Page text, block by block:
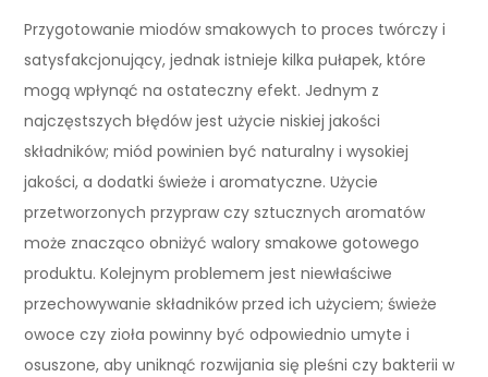
Przygotowanie miodów smakowych to proces twórczy i
satysfakcjonujący, jednak istnieje kilka pułapek, które
mogą wpłynąć na ostateczny efekt. Jednym z
najczęstszych błędów jest użycie niskiej jakości
składników; miód powinien być naturalny i wysokiej
jakości, a dodatki świeże i aromatyczne. Użycie
przetworzonych przypraw czy sztucznych aromatów
może znacząco obniżyć walory smakowe gotowego
produktu. Kolejnym problemem jest niewłaściwe
przechowywanie składników przed ich użyciem; świeże
owoce czy zioła powinny być odpowiednio umyte i
osuszone, aby uniknąć rozwijania się pleśni czy bakterii w